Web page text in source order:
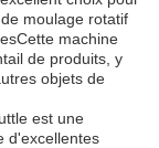
moulage rotatif
machine
de produits, y
objets de
est une
d'excellentes